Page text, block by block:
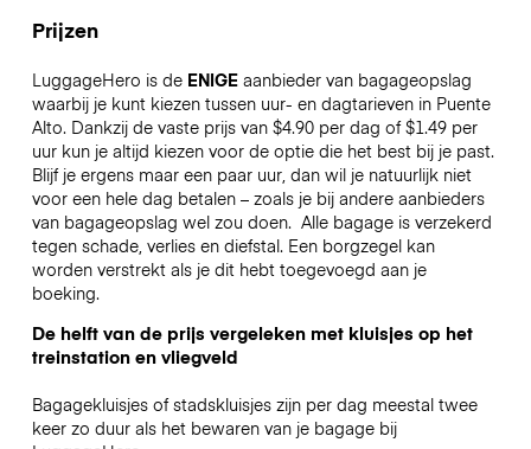
Prijzen
LuggageHero is de ENIGEaanbieder van bagageopslag
waarbij je kunt kiezen tussen uur- en dagtarieven in Puente
Alto. Dankzij de vaste prijs van $4.90 per dag of $1.49 per
uur kun je altijd kiezen voor de optie die het best bij je past.
Blijf je ergens maar een paar uur, dan wil je natuurlijk niet
voor een hele dag betalen – zoals je bij andere aanbieders
van bagageopslag wel zou doen. Alle bagage is verzekerd
tegen schade, verlies en diefstal. Een borgzegel kan
worden verstrekt als je dit hebt toegevoegd aan je
boeking.
De helft van de prijs vergeleken met kluisjes op het
treinstation en vliegveld
Bagagekluisjes of stadskluisjes zijn per dag meestal twee
keer zo duur als het bewaren van je bagage bij